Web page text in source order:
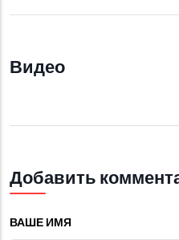
Видео
Добавить
ВАШЕ ИМЯ